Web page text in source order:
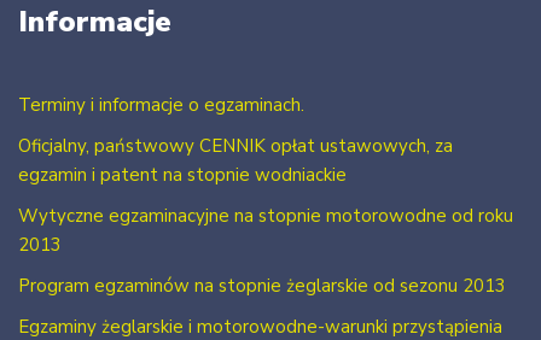
Informacje
Terminy i informacje o egzaminach.
Oficjalny, państwowy CENNIK opłat ustawowych, za
egzamin i patent na stopnie wodniackie
Wytyczne egzaminacyjne na stopnie motorowodne od roku
2013
Program egzaminów na stopnie żeglarskie od sezonu 2013
Egzaminy żeglarskie i motorowodne-warunki przystąpienia